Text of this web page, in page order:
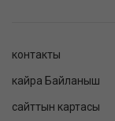
контакты
кайра Байланыш
сайттын картасы